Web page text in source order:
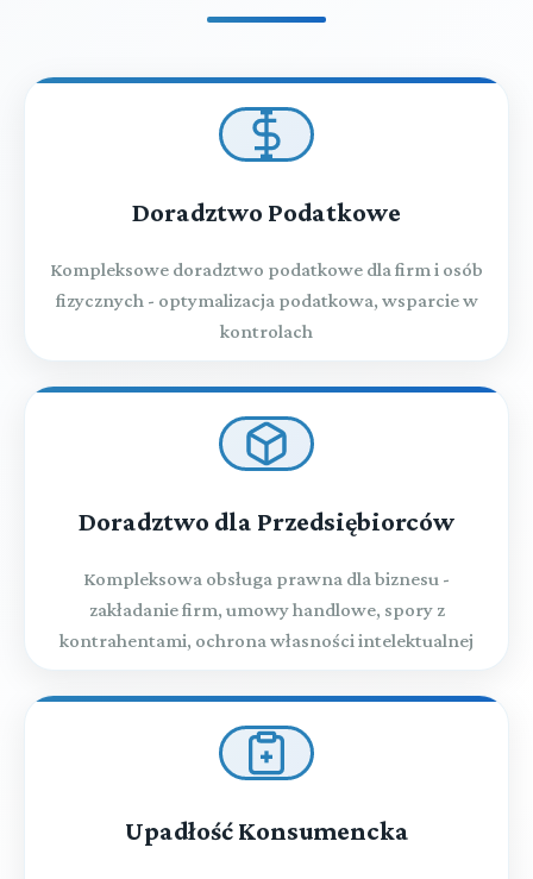
Doradztwo Podatkowe
Kompleksowe doradztwo podatkowe dla firm i osób
fizycznych - optymalizacja podatkowa, wsparcie w
kontrolach
Doradztwo dla Przedsiębiorców
Kompleksowa obsługa prawna dla biznesu -
zakładanie firm, umowy handlowe, spory z
kontrahentami, ochrona własności intelektualnej
Upadłość Konsumencka